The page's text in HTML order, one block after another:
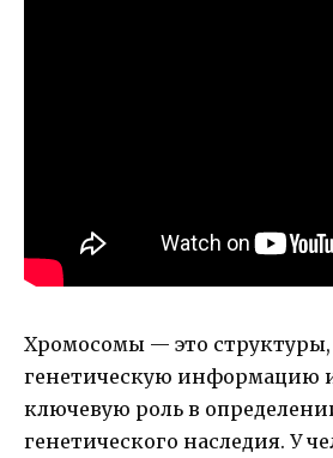
Хромосомы — это
генетическую информацию
ключевую роль в
генетического наследия. У